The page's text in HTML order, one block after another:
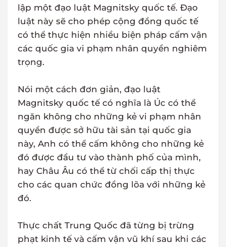
lập một đạo luật Magnitsky quốc tế. Đạo
luật này sẽ cho phép cộng đồng quốc tế
có thể thực hiện nhiều biện pháp cấm vận
các quốc gia vi phạm nhân quyền nghiêm
trọng.
Nói một cách đơn giản, đạo luật
Magnitsky quốc tế có nghĩa là Úc có thể
ngăn không cho những kẻ vi phạm nhân
quyền được sở hữu tài sản tại quốc gia
này, Anh có thể cấm không cho những kẻ
đó được đầu tư vào thành phố của mình,
hay Châu Âu có thể từ chối cấp thị thực
cho các quan chức đồng lõa với những kẻ
đó.
Thực chất Trung Quốc đã từng bị trừng
phạt kinh tế và cấm vận vũ khí sau khi các